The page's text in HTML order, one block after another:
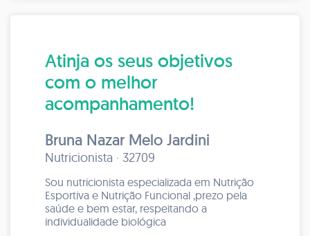
Atinja os seus objetivos
com o melhor
acompanhamento!
Bruna Nazar Melo Jardini
Nutricionista · 32709
Sou nutricionista especializada em Nutrição
Esportiva e Nutrição Funcional ,prezo pela
saúde e bem estar, respeitando a
individualidade biológica